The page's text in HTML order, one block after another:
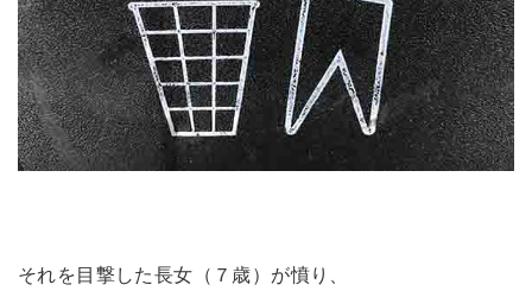
それを目撃した長女（７歳）が憤り、